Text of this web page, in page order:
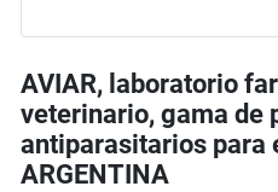
AVIAR, laboratorio
veterinario, gama de
antiparasitarios para
ARGENTINA